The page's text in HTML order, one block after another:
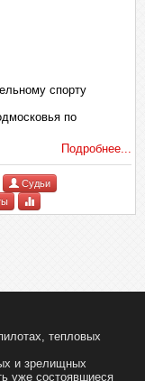
спорту
по
Подробнее...
Судьи
тепловых
и зрелищных
уже состоявшиеся